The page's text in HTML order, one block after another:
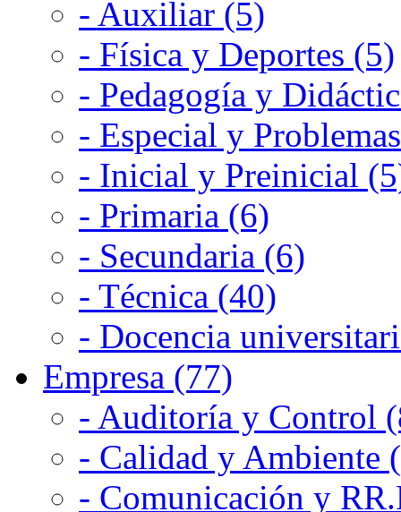
- Auxiliar (5)
- Física y Deportes (5)
- Pedagogía y
- Especial y
- Inicial y Preinicial
- Primaria (6)
- Secundaria (6)
- Técnica (40)
- Docencia
Empresa (77)
- Auditoría y Control
- Calidad y Ambiente
- Comunicación y